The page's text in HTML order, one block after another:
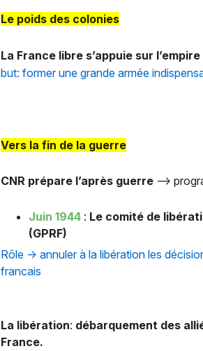
Le poids des colonies
La France libre s’appuie sur
but: former une grande armée
Vers la fin de la guerre
CNR prépare l’après guerre —>
Juin 1944 : Le comité de
(GPRF)
Rôle -> annuler à la libération les
francais
La libération: débarquement des
France.